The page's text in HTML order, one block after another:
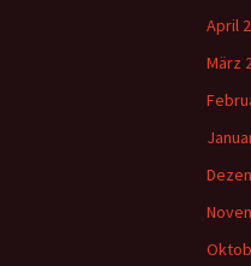
April
März